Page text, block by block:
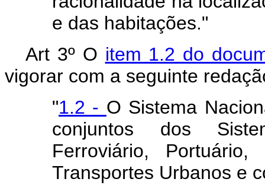
e das habitações."
Art 3º O item 1.2 do
vigorar com a seguinte
"1.2 - O Sistema
conjuntos dos
Ferroviário,
Transportes Urbanos e